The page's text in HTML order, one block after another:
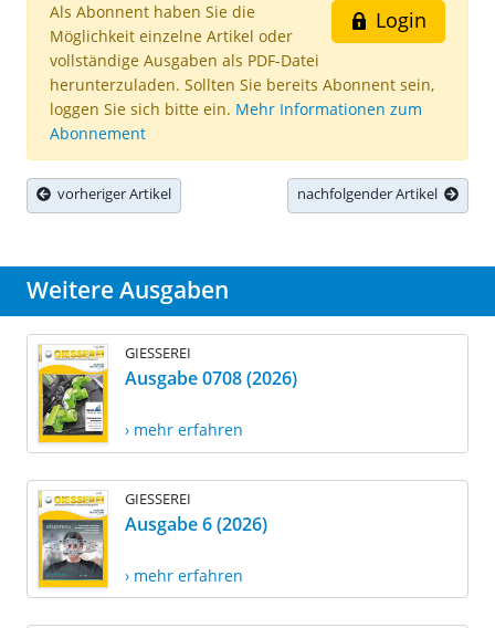
Login
Als Abonnent haben Sie die
Möglichkeit einzelne Artikel oder
vollständige Ausgaben als PDF-Datei
herunterzuladen. Sollten Sie bereits Abonnent sein,
loggen Sie sich bitte ein. Mehr Informationen zum
Abonnement
vorheriger Artikel nachfolgender Artikel
Weitere Ausgaben
GIESSEREI
Ausgabe 0708 (2026)
› mehr erfahren
GIESSEREI
Ausgabe 6 (2026)
› mehr erfahren